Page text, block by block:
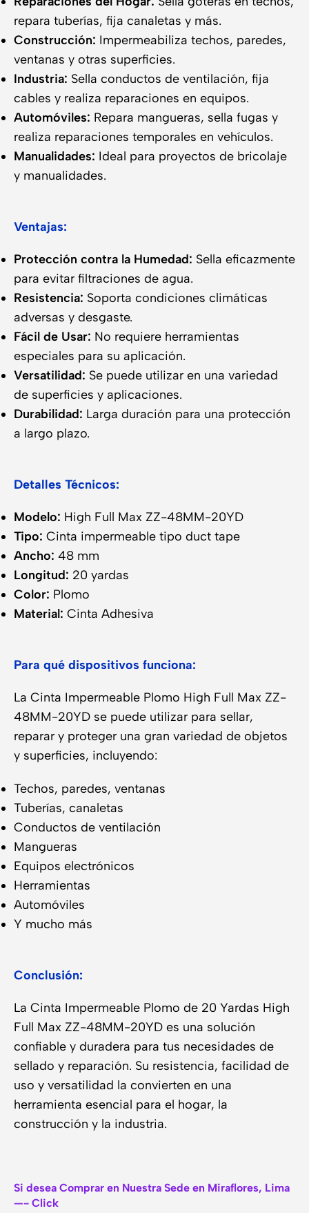
repara tuberías, fija canaletas y más.
Construcción: Impermeabiliza techos, paredes,
ventanas y otras superficies.
Industria: Sella conductos de ventilación, fija
cables y realiza reparaciones en equipos.
Automóviles: Repara mangueras, sella fugas y
realiza reparaciones temporales en vehículos.
Manualidades: Ideal para proyectos de bricolaje
y manualidades.
Ventajas:
Protección contra la Humedad: Sella eficazmente
para evitar filtraciones de agua.
Resistencia: Soporta condiciones climáticas
adversas y desgaste.
Fácil de Usar: No requiere herramientas
especiales para su aplicación.
Versatilidad: Se puede utilizar en una variedad
de superficies y aplicaciones.
Durabilidad: Larga duración para una protección
a largo plazo.
Detalles Técnicos:
Modelo: High Full Max ZZ-48MM-20YD
Tipo: Cinta impermeable tipo duct tape
Ancho: 48 mm
Longitud: 20 yardas
Color: Plomo
Material: Cinta Adhesiva
Para qué dispositivos funciona:
La Cinta Impermeable Plomo High Full Max ZZ-
48MM-20YD se puede utilizar para sellar,
reparar y proteger una gran variedad de objetos
y superficies, incluyendo:
Techos, paredes, ventanas
Tuberías, canaletas
Conductos de ventilación
Mangueras
Equipos electrónicos
Herramientas
Automóviles
Y mucho más
Conclusión:
La Cinta Impermeable Plomo de 20 Yardas High
Full Max ZZ-48MM-20YD es una solución
confiable y duradera para tus necesidades de
sellado y reparación. Su resistencia, facilidad de
uso y versatilidad la convierten en una
herramienta esencial para el hogar, la
construcción y la industria.
Si desea Comprar en Nuestra Sede en Miraflores, Lima
—- Click